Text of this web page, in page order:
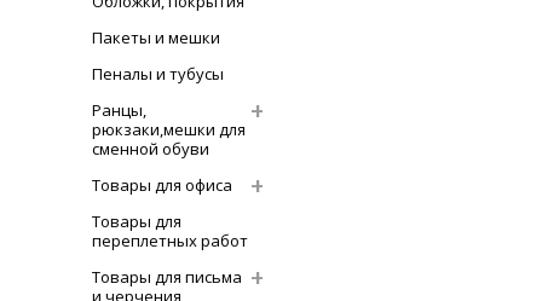
Пакеты и мешки
Пеналы и тубусы
Ранцы,
рюкзаки,мешки для
сменной обуви
Товары для офиса
Товары для
переплетных работ
Товары для письма
и черчения